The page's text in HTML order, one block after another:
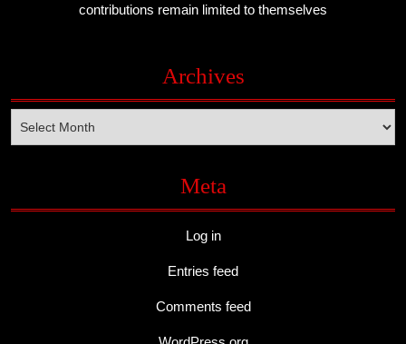
contributions remain limited to themselves
Archives
Meta
Log in
Entries feed
Comments feed